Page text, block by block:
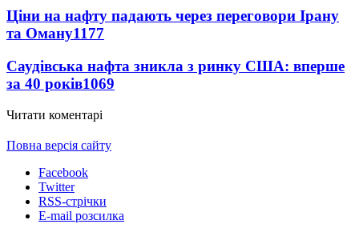
Ціни на нафту падають через переговори Ірану
та Оману1177
Саудівська нафта зникла з ринку США: вперше
за 40 років1069
Читати коментарі
Повна версія сайту
Facebook
Twitter
RSS-стрічки
E-mail розсилка